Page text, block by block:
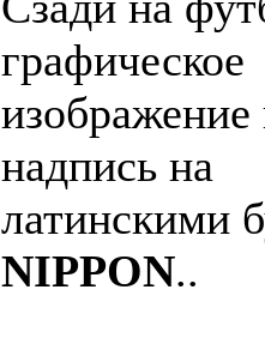
графическое
надпись на
латинскими
NIPPON..